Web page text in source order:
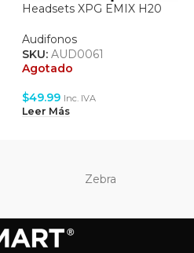
Headsets XPG EMIX H20
Audifonos
SKU: AUD0061
Agotado
$49.99 Inc. IVA
Leer Más
Zebra